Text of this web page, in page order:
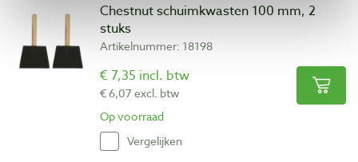
Chestnut schuimkwasten 100 mm, 2
stuks
Artikelnummer: 18198
€ 7,35 incl. btw
€ 6,07 excl. btw
Op voorraad
Vergelijken